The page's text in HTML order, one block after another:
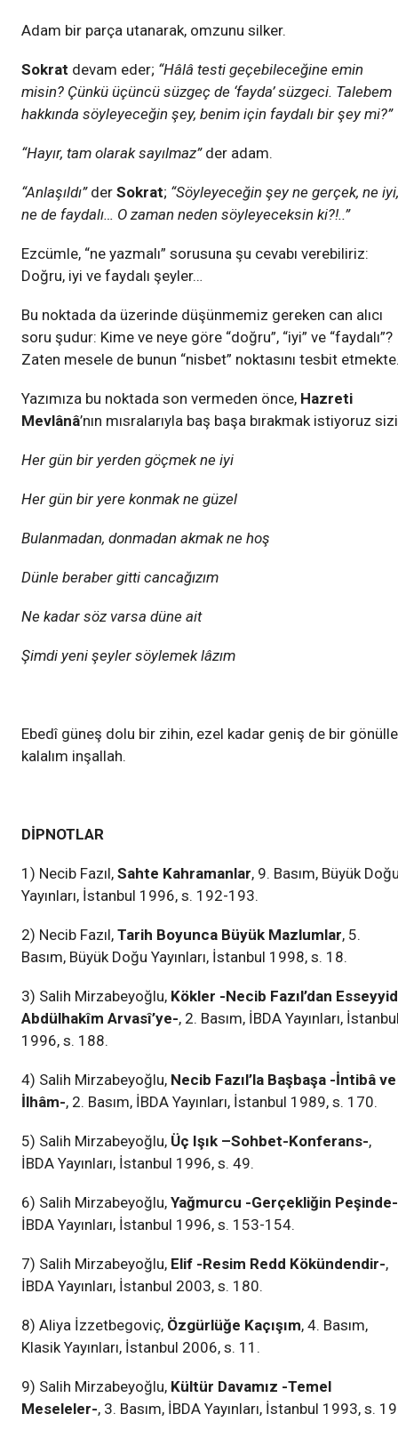
Adam bir parça utanarak, omzunu silker.
Sokrat devam eder; “Hâlâ testi geçebileceğine emin
misin? Çünkü üçüncü süzgeç de ‘fayda’ süzgeci. Talebem
hakkında söyleyeceğin şey, benim için faydalı bir şey mi?”
“Hayır, tam olarak sayılmaz”der adam.
“Anlaşıldı”der Sokrat; “Söyleyeceğin şey ne gerçek, ne iyi,
ne de faydalı… O zaman neden söyleyeceksin ki?!..”
Ezcümle, “ne yazmalı” sorusuna şu cevabı verebiliriz:
Doğru, iyi ve faydalı şeyler…
Bu noktada da üzerinde düşünmemiz gereken can alıcı
soru şudur: Kime ve neye göre “doğru”, “iyi” ve “faydalı”?
Zaten mesele de bunun “nisbet” noktasını tesbit
Yazımıza bu noktada son vermeden önce, Hazreti
Mevlânâ’nın mısralarıyla baş başa bırakmak istiyoruz
Her gün bir yerden göçmek ne iyi
Her gün bir yere konmak ne güzel
Bulanmadan, donmadan akmak ne hoş
Dünle beraber gitti cancağızım
Ne kadar söz varsa düne ait
Şimdi yeni şeyler söylemek lâzım
Ebedî güneş dolu bir zihin, ezel kadar geniş de bir gönülle
kalalım inşallah.
DİPNOTLAR
1) Necib Fazıl, Sahte Kahramanlar, 9. Basım, Büyük
Yayınları, İstanbul 1996, s. 192-193.
2) Necib Fazıl, Tarih Boyunca Büyük Mazlumlar, 5.
Basım, Büyük Doğu Yayınları, İstanbul 1998, s. 18.
3) Salih Mirzabeyoğlu, Kökler -Necib Fazıl’dan Esseyyid
Abdülhakîm Arvasî’ye-, 2. Basım, İBDA Yayınları,
1996, s. 188.
4) Salih Mirzabeyoğlu, Necib Fazıl’la Başbaşa -İntibâ ve
İlhâm-, 2. Basım, İBDA Yayınları, İstanbul 1989, s. 170.
5) Salih Mirzabeyoğlu, Üç Işık –Sohbet-Konferans-,
İBDA Yayınları, İstanbul 1996, s. 49.
6) Salih Mirzabeyoğlu, Yağmurcu -Gerçekliğin Peşinde-
İBDA Yayınları, İstanbul 1996, s. 153-154.
7) Salih Mirzabeyoğlu, Elif -Resim Redd Kökündendir-,
İBDA Yayınları, İstanbul 2003, s. 180.
8) Aliya İzzetbegoviç, Özgürlüğe Kaçışım, 4. Basım,
Klasik Yayınları, İstanbul 2006, s. 11.
9) Salih Mirzabeyoğlu, Kültür Davamız -Temel
Meseleler-, 3. Basım, İBDA Yayınları, İstanbul 1993, s.